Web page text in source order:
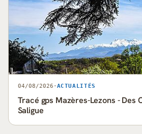
04/08/2026 · ACTUALITÉS
Tracé gps Mazères-Lezons - Des
Saligue